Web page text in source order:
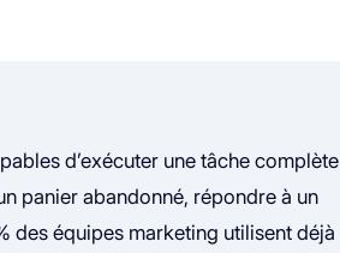
d’exécuter une tâche complète
panier abandonné, répondre à un
des équipes marketing utilisent déjà